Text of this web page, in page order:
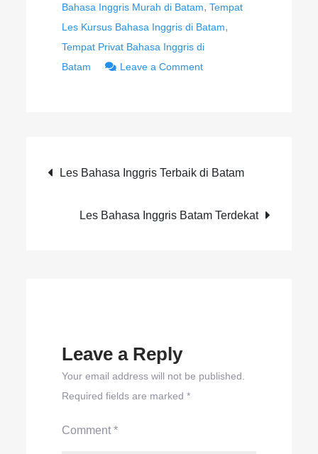
Bahasa Inggris Murah di Batam,Tempat
Les Kursus Bahasa Inggris di Batam,
Tempat Privat Bahasa Inggris di
Batam
Leave a Comment
Les Bahasa Inggris Terbaik di Batam
Les Bahasa Inggris Batam Terdekat
Leave a Reply
Your email address will not be published.
Required fields are marked*
Comment*